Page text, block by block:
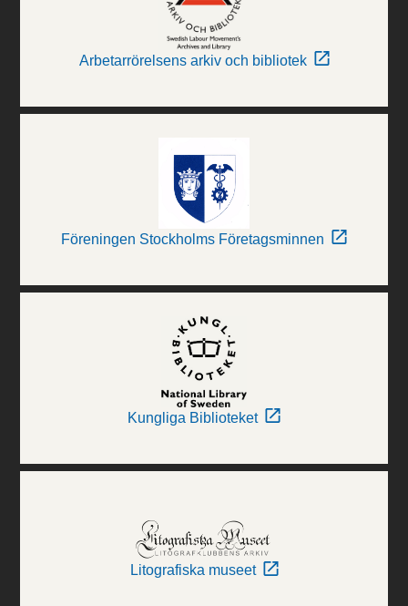
Arbetarrörelsens arkiv och bibliotek
Föreningen Stockholms Företagsminnen
Kungliga Biblioteket
Litografiska museet